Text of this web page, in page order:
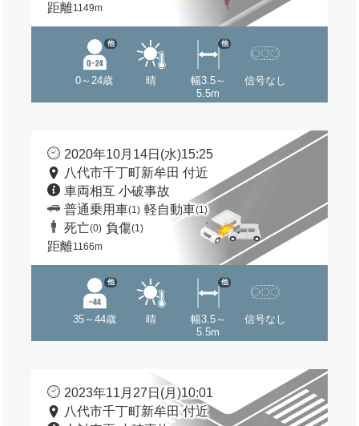
距離1149m
0～24歳
他
晴
幅3.5～
5.5m
他
信号なし
2020年10月14日(水)15:25
八代市千丁町新牟田 付近
車両相互 小破事故
普通乗用車(1) 軽自動車(1)
死亡(0) 負傷(1)
距離1166m
35～44歳
他
晴
幅3.5～
5.5m
他
信号なし
2023年11月27日(月)10:01
八代市千丁町新牟田 付近